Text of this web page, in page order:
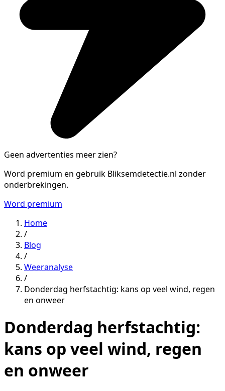
Geen advertenties meer zien?
Word premium en gebruik Bliksemdetectie.nl zonder
onderbrekingen.
Word premium
Home
/
Blog
/
Weeranalyse
/
Donderdag herfstachtig: kans op veel wind, regen
en onweer
Donderdag herfstachtig:
kans op veel wind, regen
en onweer